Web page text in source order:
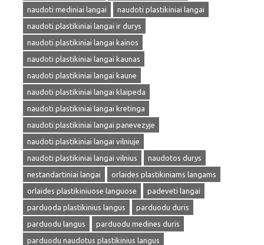
naudoti mediniai langai
naudoti plastikiniai langai
naudoti plastikiniai langai ir durys
naudoti plastikiniai langai kainos
naudoti plastikiniai langai kaunas
naudoti plastikiniai langai kaune
naudoti plastikiniai langai klaipeda
naudoti plastikiniai langai kretinga
naudoti plastikiniai langai panevezyje
naudoti plastikiniai langai vilniuje
naudoti plastikiniai langai vilnius
naudotos durys
nestandartiniai langai
orlaides plastikiniams langams
orlaides plastikiniuose languose
padeveti langai
parduoda plastikinius langus
parduodu duris
parduodu langus
parduodu medines duris
parduodu naudotus plastikinius langus